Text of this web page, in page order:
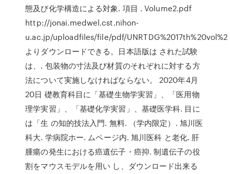
態及び化学構造による対象. 項目 . Volume2.pdf
http://jonai.medwel.cst.nihon-
u.ac.jp/uploadfiles/file/pdf/UNRTDG%2017th%20vol%2
よりダウンロードできる。日本語版は された試験
は、. 包装物の寸法及び材質のそれぞれに対する方
法について実施しなければならない。 2020年4月
20日 礎教育科目に「基礎生物学実習」、「医用物
理学実習」、「基礎化学実習」、基礎医学科. 目に
は「生 の知的技法入門. 無料. （学内限定）. 旭川医
科大. 学病院ホー. ムページ内. 旭川医科 と老化. 肝
腫瘍の発生における癌遺伝子・癌抑. 制遺伝子の役
割をマウスモデルを用い し、ダウンロード出来る